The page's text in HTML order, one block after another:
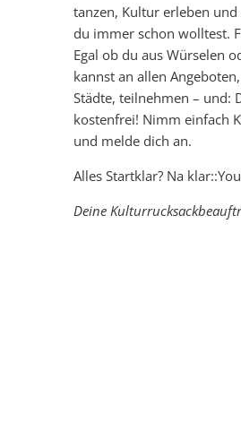
tanzen, Kultur erleben
du immer schon wolltest.
Egal ob du aus Würselen
kannst an allen
Städte, teilnehmen – und:
kostenfrei! Nimm einfach
und melde dich an.
Alles Startklar? Na
Deine